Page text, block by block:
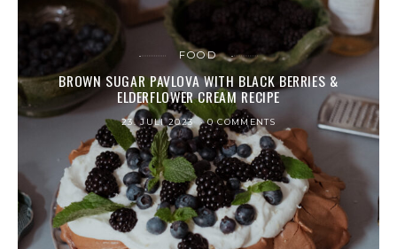
FOOD
BROWN SUGAR PAVLOVA WITH BLACK BERRIES &
ELDERFLOWER CREAM RECIPE
23. JULI 2023 0 COMMENTS